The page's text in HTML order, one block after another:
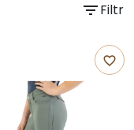
filter_listFiltr
favorite_border